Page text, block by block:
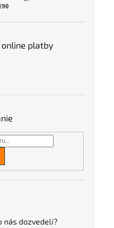
platby
nás dozvedeli?